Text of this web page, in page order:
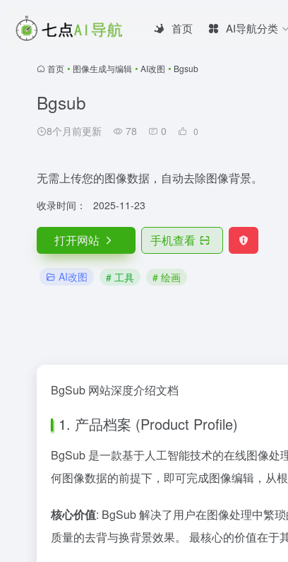
首页 AI导航分类
首页 • 图像生成与编辑 • AI改图 • Bgsub
Bgsub
8个月前更新 78 0 0
无需上传您的图像数据，自动去除图像背景。
收录时间： 2025-11-23
打开网站 手机查看
AI改图 # 工具 # 绘画
BgSub 网站深度介绍文档
1. 产品档案 (Product Profile)
BgSub 是一款基于人工智能技术的在线图像
何图像数据的前提下，即可完成图像编辑，从
核心价值: BgSub 解决了用户在图像处理中繁
质量的去背与换背景效果。 最核心的价值在于